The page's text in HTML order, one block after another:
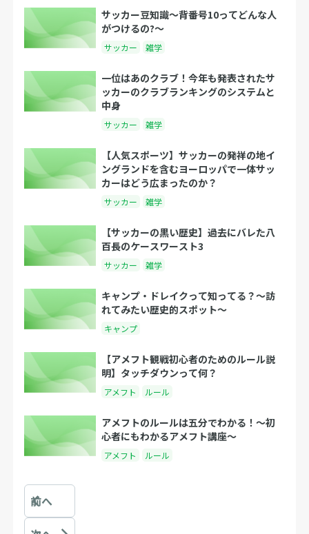
サッカー豆知識～背番号10ってどんな人
がつけるの?～
サッカー 雑学
一位はあのクラブ！今年も発表されたサ
ッカーのクラブランキングのシステムと
中身
サッカー 雑学
【人気スポーツ】サッカーの発祥の地イ
ングランドを含むヨーロッパで一体サッ
カーはどう広まったのか？
サッカー 雑学
【サッカーの黒い歴史】過去にバレた八
百長のケースワースト3
サッカー 雑学
キャンプ・ドレイクって知ってる？〜訪
れてみたい歴史的スポット〜
キャンプ
【アメフト観戦初心者のためのルール説
明】タッチダウンって何？
アメフト ルール
アメフトのルールは五分でわかる！〜初
心者にもわかるアメフト講座〜
アメフト ルール
前へ